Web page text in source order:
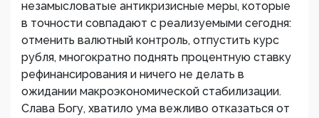
незамысловатые антикризисные меры, которые
в точности совпадают с реализуемыми сегодня:
отменить валютный контроль, отпустить курс
рубля, многократно поднять процентную ставку
рефинансирования и ничего не делать в
ожидании макроэкономической стабилизации.
Слава Богу, хватило ума вежливо отказаться от